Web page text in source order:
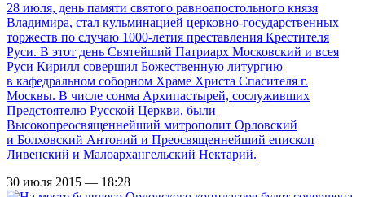
28 июля, день памяти святого равноапостольного князя
Владимира, стал кульминацией церковно-государственных
торжеств по случаю 1000-летия преставления Крестителя
Руси. В этот день Святейший Патриарх Московский и всея
Руси Кирилл совершил Божественную литургию
в кафедральном соборном Храме Христа Спасителя г.
Москвы. В числе сонма Архипастырей, сослуживших
Предстоятелю Русской Церкви, были
Высокопреосвященнейший митрополит Орловский
и Болховский Антоний и Преосвященнейший епископ
Ливенский и Малоархангельский Нектарий.
30 июля 2015 — 18:28